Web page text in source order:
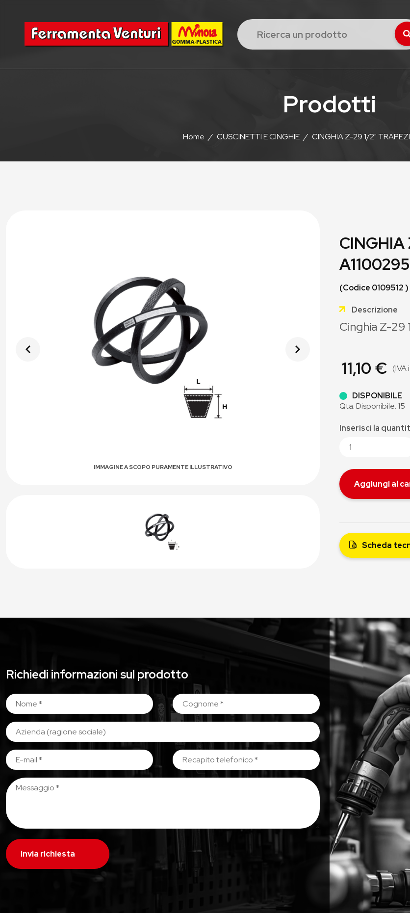
Prodotti
Home / CUSCINETTI E CINGHIE / CINGHIA Z-29 1/2"
IMMAGINE A SCOPO PURAMENTE ILLUSTRATIVO
(Codice 0109512 )
Descrizione
Cinghia Z-29
11,10 € (IVA
DISPONIBILE
Qta. Disponibile: 15
Inserisci la
Aggiungi al
Scheda
Richiedi informazioni sul prodotto
Invia richiesta